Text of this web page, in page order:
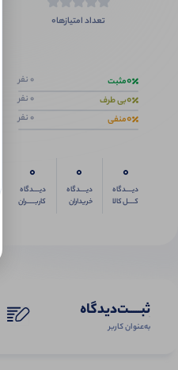
تعداد امتیازها0
0مثبت 0 نفر
0بی طرف 0 نفر
0منفی 0 نفر
0
دیــــدگاه
کــــل کالا
0
دیــــدگاه
خریداران
0
دیــــدگاه
کاربـــــران
ثبـــــت‌دیدگاه
به‌عنوان کاربر